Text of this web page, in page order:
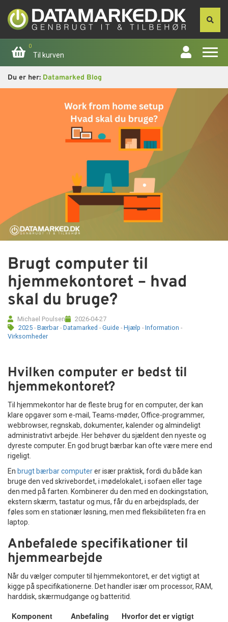
0
Til kurven
Tablet
Tilbehør
Reparationer og RMA
Reservedele
B2B-Opkøb
Log ind
Du er her: Datamarked Blog
Brugt computer til
hjemmekontoret – hvad
skal du bruge?
Michael Poulsen
2026-04-27
2025 - Bærbar - Datamarked - Guide - Hjælp - Information -
Virksomheder
Hvilken computer er bedst til
hjemmekontoret?
Til hjemmekontor har de fleste brug for en computer, der kan
klare opgaver som e-mail, Teams-møder, Office-programmer,
webbrowser, regnskab, dokumenter, kalender og almindeligt
administrativt arbejde. Her behøver du sjældent den nyeste og
dyreste computer. En god brugt bærbar kan ofte være mere end
rigeligt.
En brugt bærbar computerer især praktisk, fordi du både kan
bruge den ved skrivebordet, i mødelokalet, i sofaen eller tage
den med på farten. Kombinerer du den med en dockingstation,
ekstern skærm, tastatur og mus, får du en arbejdsplads, der
føles som en stationær løsning, men med fleksibiliteten fra en
laptop.
Anbefalede specifikationer til
hjemmearbejde
Når du vælger computer til hjemmekontoret, er det vigtigt at
kigge på specifikationerne. Det handler især om processor, RAM,
harddisk, skærmudgange og batteritid.
Komponent Anbefaling Hvorfor det er vigtigt